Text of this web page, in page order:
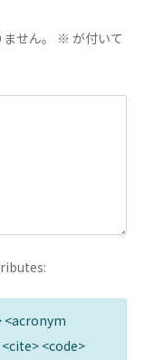
せん。 ※ が付いて
<code>